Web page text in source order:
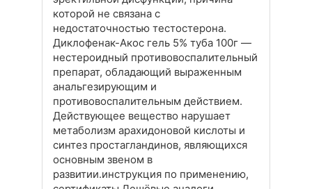
которой не связана с
недостаточностью тестостерона.
Диклофенак-Акос гель 5% туба 100г —
нестероидный противовоспалительный
препарат, обладающий выраженным
анальгезирующим и
противовоспалительным действием.
Действующее вещество нарушает
метаболизм арахидоновой кислоты и
синтез простагландинов, являющихся
основным звеном в
развитии.инструкция по применению,